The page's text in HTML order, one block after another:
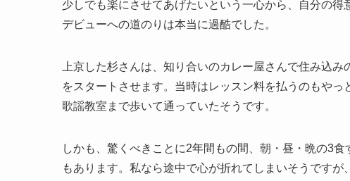
少しでも楽にさせてあげたいという一心から、自分の
デビューへの道のりは本当に過酷でした。
上京した杉さんは、知り合いのカレー屋さんで住み込
をスタートさせます。当時はレッスン料を払うのもや
歌謡教室まで歩いて通っていたそうです。
しかも、驚くべきことに2年間もの間、朝・昼・晩の3
もあります。私なら途中で心が折れてしまいそうです